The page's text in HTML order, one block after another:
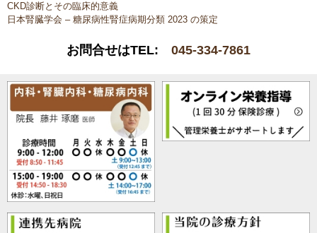
CKD診断とその臨床的意義
日本腎臓学会 – 糖尿病性腎症病期分類 2023 の策定
お問合せはTEL: 045-334-7861